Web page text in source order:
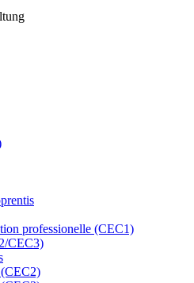
professionelle (CEC1)
CEC3)